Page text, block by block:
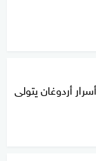
أردوغان يتولى